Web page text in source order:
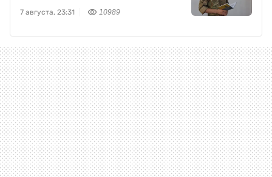
7 августа, 23:31 10989